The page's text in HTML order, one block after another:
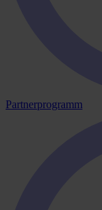
Partnerprogramm